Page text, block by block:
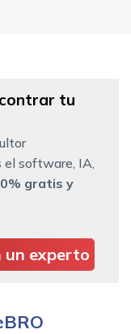
tu
el software, IA,
gratis y
un experto